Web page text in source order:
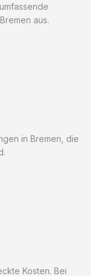
aus.
in Bremen, die
Kosten. Bei